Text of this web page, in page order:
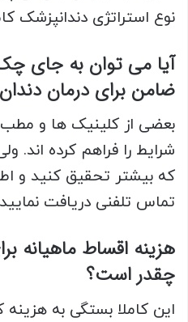
نوع استراتژی دندانپزشک
آیا می توان به جای چک
ضامن برای درمان
بعضی از کلینیک ها و مطب
شرایط را فراهم کرده اند.
که بیشتر تحقیق کنید و
تماس تلفنی دریافت
هزینه اقساط ماهیانه
چقدر است؟
این کاملا بستگی به